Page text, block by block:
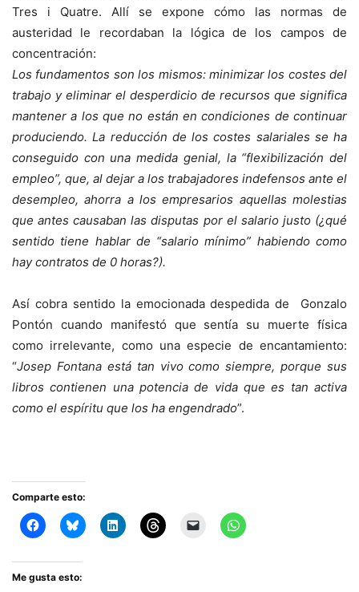
Tres i Quatre. Allí se expone cómo las normas de
austeridad le recordaban la lógica de los campos de
concentración:
Los fundamentos son los mismos: minimizar los costes del
trabajo y eliminar el desperdicio de recursos que significa
mantener a los que no están en condiciones de continuar
produciendo. La reducción de los costes salariales se ha
conseguido con una medida genial, la “flexibilización del
empleo”, que, al dejar a los trabajadores indefensos ante el
desempleo, ahorra a los empresarios aquellas molestias
que antes causaban las disputas por el salario justo (¿qué
sentido tiene hablar de “salario mínimo” habiendo como
hay contratos de 0 horas?).
Así cobra sentido la emocionada despedida de Gonzalo
Pontón cuando manifestó que sentía su muerte física
como irrelevante, como una especie de encantamiento:
“Josep Fontana está tan vivo como siempre, porque sus
libros contienen una potencia de vida que es tan activa
como el espíritu que los ha engendrado”.
Comparte esto:
Me gusta esto: